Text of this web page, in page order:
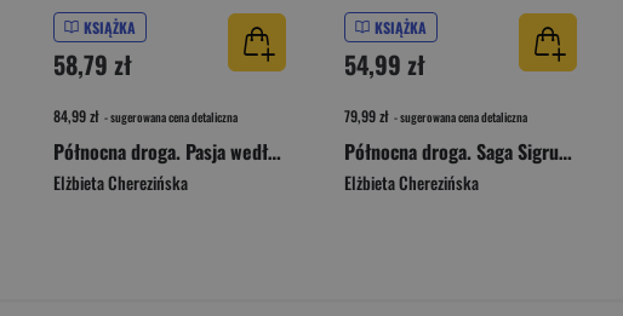
KSIĄŻKA
58,79 zł
84,99 zł - sugerowana cena detaliczna
Północna droga. Pasja według Einara. Trzy młode pieśni
Elżbieta Cherezińska
KSIĄŻKA
54,99 zł
79,99 zł - sugerowana cena detaliczna
Północna droga. Saga Sigrun. Ja jestem Halderd
Elżbieta Cherezińska